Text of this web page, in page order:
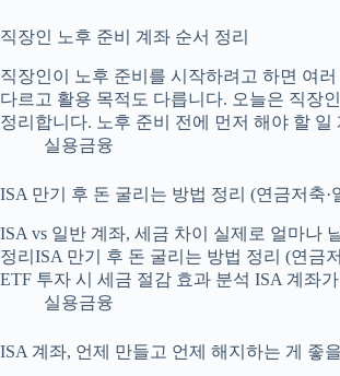
직장인 노후 준비 계좌 순서 정리
직장인이 노후 준비를 시작하려고 하면 여
다르고 활용 목적도 다릅니다. 오늘은 직장
정리합니다. 노후 준비 전에 먼저 해야 할
실용금융
ISA 만기 후 돈 굴리는 방법 정리 (연금저축·
ISA vs 일반 계좌, 세금 차이 실제로 얼마나
정리ISA 만기 후 돈 굴리는 방법 정리 (연금
ETF 투자 시 세금 절감 효과 분석 ISA 계좌
실용금융
ISA 계좌, 언제 만들고 언제 해지하는 게 좋